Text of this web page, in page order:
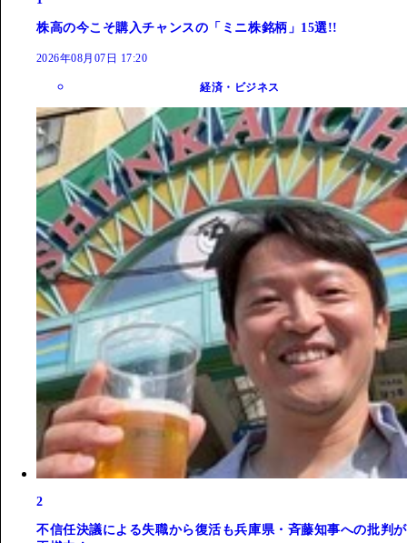
株高の今こそ購入チャンスの「ミニ株銘柄」15選!!
2026年08月07日 17:20
経済・ビジネス
2
不信任決議による失職から復活も兵庫県・斉藤知事への批判が